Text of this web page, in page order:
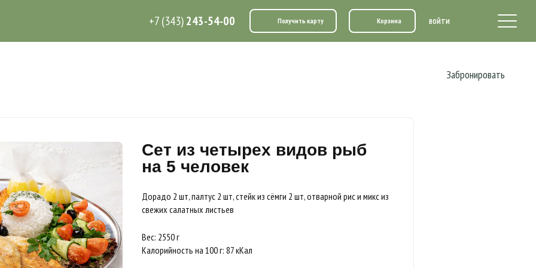
Забронировать
+7 (343)243-54-00 Получить карту Корзина ВОЙТИ
Сет из четырех видов рыб
на 5 человек
Дорадо 2 шт, палтус 2 шт, стейк из сёмги 2 шт, отварной рис и микс из
свежих салатных листьев
Вес: 2550 г
Калорийность на 100 г: 87 кКал